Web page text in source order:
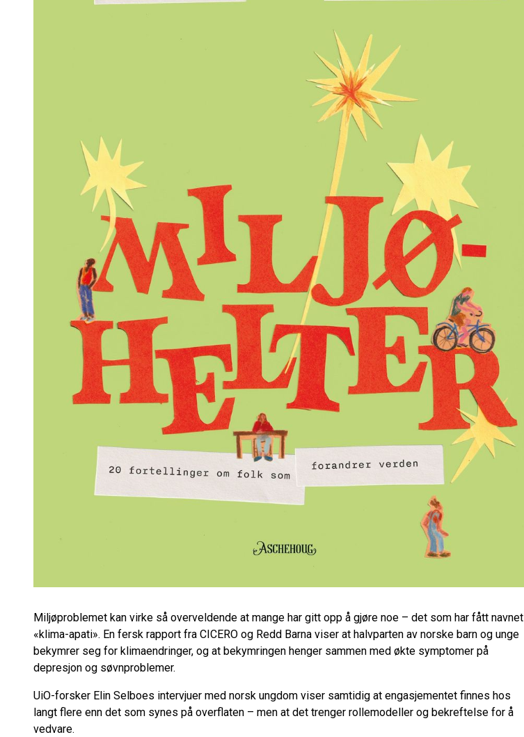
Miljøproblemet kan virke så overveldende at mange har gitt opp å gjøre noe – det som har fått navnet
«klima-apati». En fersk rapport fra CICERO og Redd Barna viser at halvparten av norske barn og unge
bekymrer seg for klimaendringer, og at bekymringen henger sammen med økte symptomer på
depresjon og søvnproblemer.
UiO-forsker Elin Selboes intervjuer med norsk ungdom viser samtidig at engasjementet finnes hos
langt flere enn det som synes på overflaten – men at det trenger rollemodeller og bekreftelse for å
vedvare.